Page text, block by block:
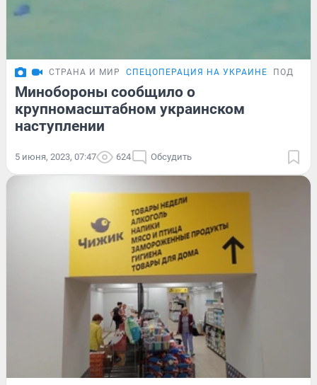
СТРАНА И МИР СПЕЦОПЕРАЦИЯ НА УКРАИНЕ
Минобороны сообщило о
крупномасштабном украинском
наступлении
5 июня, 2023, 07:47 624 Обсудить